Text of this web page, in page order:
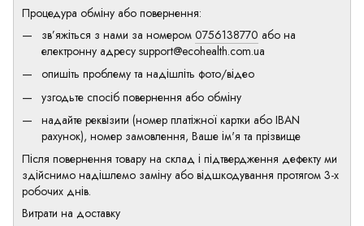
Процедура обміну або повернення:
зв’яжіться з нами за номером 0756138770 або на
електронну адресу support@ecohealth.com.ua
опишіть проблему та надішліть фото/відео
узгодьте спосіб повернення або обміну
надайте реквізити (номер платіжної картки або IBAN
рахунок), номер замовлення, Ваше ім'я та прізвище
Після повернення товару на склад і підтвердження дефекту ми
здійснимо надішлемо заміну або відшкодування протягом 3-х
робочих днів.
Витрати на доставку